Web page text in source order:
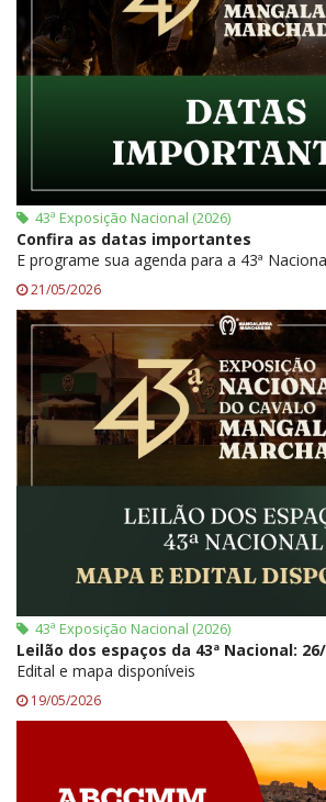
43ª Exposição Nacional (2026)
Confira as datas importantes
E programe sua agenda para a 43ª
21/05/2026
43ª Exposição Nacional (2026)
Leilão dos espaços da 43ª Nacional:
Edital e mapa disponíveis
19/05/2026